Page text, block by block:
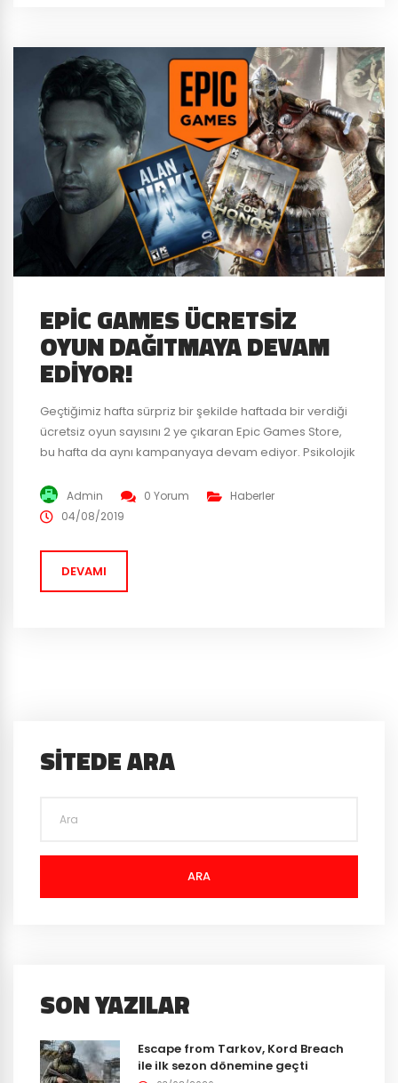
EPIC GAMES ÜCRETSIZ
OYUN DAĞITMAYA DEVAM
EDIYOR!
Geçtiğimiz hafta sürpriz bir şekilde haftada bir verdiği
ücretsiz oyun sayısını 2 ye çıkaran Epic Games Store,
bu hafta da aynı kampanyaya devam ediyor. Psikolojik
For Honor oyun severlere ücretsiz olarak sunuluyor.
Epic Games Store bu duruma şöyle bir açıklık getirdi.
Admin 0 Yorum
Haberler
04/08/2019
DEVAMI
SITEDE ARA
ARA
SON YAZILAR
Escape from Tarkov, Kord Breach
ile ilk sezon dönemine geçti